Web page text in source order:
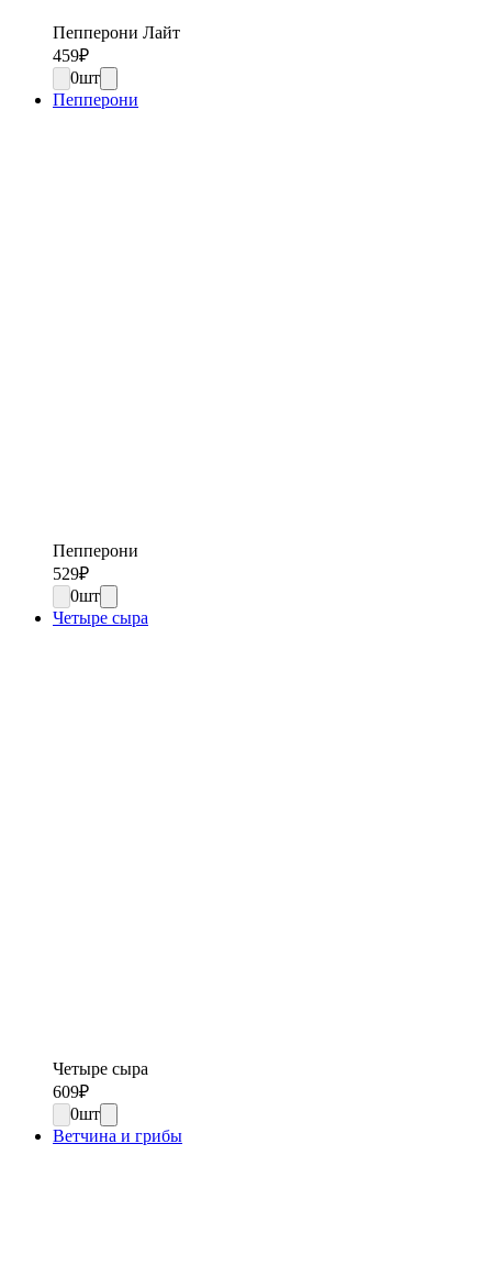
Пепперони Лайт
459₽
0шт
Пепперони
Пепперони
529₽
0шт
Четыре сыра
Четыре сыра
609₽
0шт
Ветчина и грибы